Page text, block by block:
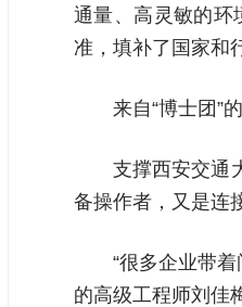
通量、高灵敏的环
准，填补了国家和
来自“博士团”
支撑西安交通
备操作者，又是连
“很多企业带
的高级工程师刘佳